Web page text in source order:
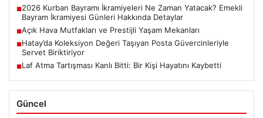
■2026 Kurban Bayramı İkramiyeleri Ne Zaman Yatacak? Emekli
Bayram İkramiyesi Günleri Hakkında Detaylar
■Açık Hava Mutfakları ve Prestijli Yaşam Mekanları
■Hatay’da Koleksiyon Değeri Taşıyan Posta Güvercinleriyle
Servet Biriktiriyor
■Laf Atma Tartışması Kanlı Bitti: Bir Kişi Hayatını Kaybetti
Güncel